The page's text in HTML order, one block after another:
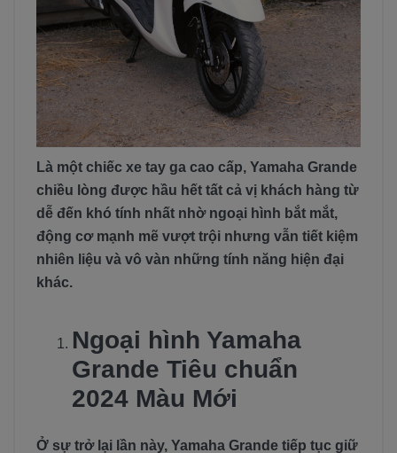
Là một chiếc xe tay ga cao cấp, Yamaha Grande
chiều lòng được hầu hết tất cả vị khách hàng từ
dễ đến khó tính nhất nhờ ngoại hình bắt mắt,
động cơ mạnh mẽ vượt trội nhưng vẫn tiết kiệm
nhiên liệu và vô vàn những tính năng hiện đại
khác.
Ngoại hình Yamaha
Grande Tiêu chuẩn
2024 Màu Mới
Ở sự trở lại lần này, Yamaha Grande tiếp tục giữ